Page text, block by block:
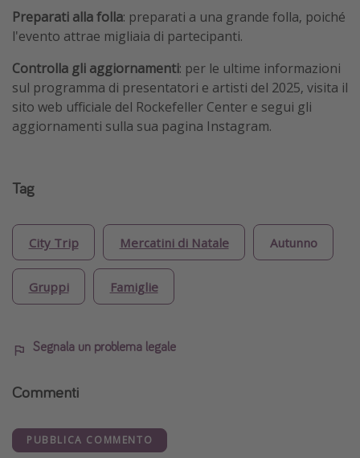
Preparati alla folla: preparati a una grande folla, poiché
l'evento attrae migliaia di partecipanti.
Controlla gli aggiornamenti: per le ultime informazioni
sul programma di presentatori e artisti del 2025, visita il
sito web ufficiale del Rockefeller Center e segui gli
aggiornamenti sulla sua pagina Instagram.
Tag
City Trip Mercatini di Natale Autunno
Gruppi Famiglie
Segnala un problema legale
Commenti
PUBBLICA COMMENTO